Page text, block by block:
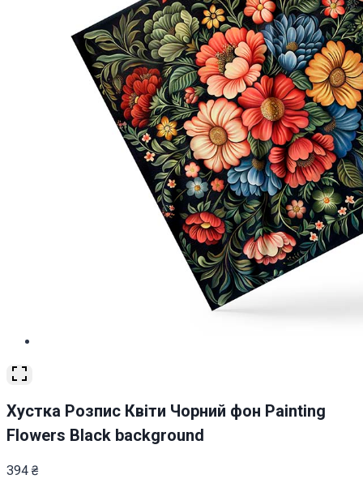
Хустка Розпис Квіти Чорний фон Painting
Flowers Black background
394 ₴